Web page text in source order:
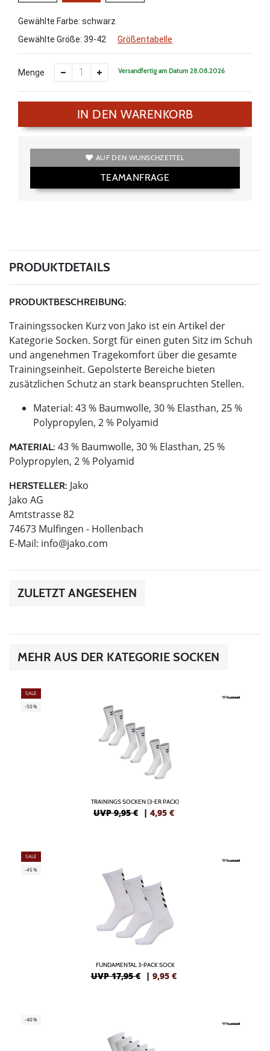
Gewählte Farbe: schwarz
Gewählte Größe: 39-42 Größentabelle
Menge Versandfertig am Datum 28.08.2026
IN DEN WARENKORB
AUF DEN WUNSCHZETTEL
TEAMANFRAGE
PRODUKTDETAILS
PRODUKTBESCHREIBUNG:
Trainingssocken Kurz von Jako ist ein Artikel der
Kategorie Socken. Sorgt für einen guten Sitz im Schuh
und angenehmen Tragekomfort über die gesamte
Trainingseinheit. Gepolsterte Bereiche bieten
zusätzlichen Schutz an stark beanspruchten Stellen.
Material: 43 % Baumwolle, 30 % Elasthan, 25 %
Polypropylen, 2 % Polyamid
MATERIAL: 43 % Baumwolle, 30 % Elasthan, 25 %
Polypropylen, 2 % Polyamid
HERSTELLER: Jako
Jako AG
Amtstrasse 82
74673 Mulfingen - Hollenbach
E-Mail: info@jako.com
ZULETZT ANGESEHEN
MEHR AUS DER KATEGORIE SOCKEN
SALE
-50%
TRAININGS SOCKEN (3-ER PACK)
UVP 9,95 € | 4,95 €
SALE
-45%
FUNDAMENTAL 3-PACK SOCK
UVP 17,95 € | 9,95 €
-40%